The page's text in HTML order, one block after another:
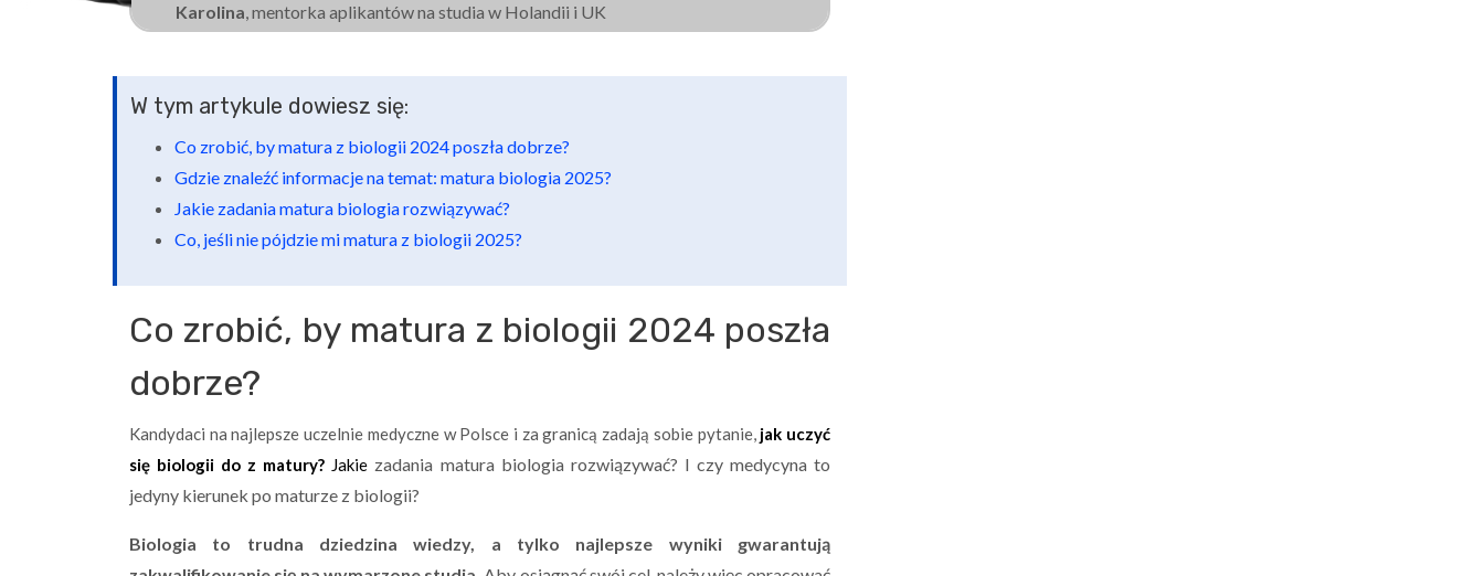
Karolina, mentorka aplikantów na studia w Holandii i UK
W tym artykule dowiesz się:
Co zrobić, by matura z biologii 2024 poszła dobrze?
Gdzie znaleźć informacje na temat: matura biologia 2025?
Jakie zadania matura biologia rozwiązywać?
Co, jeśli nie pójdzie mi matura z biologii 2025?
Co zrobić, by matura z biologii 2024 poszła
dobrze?
Kandydaci na najlepsze uczelnie medycznew Polsce i za granicą zadają sobie pytanie,jak uczyć
się biologii do z matury? Jakie zadania matura biologia rozwiązywać? I czy medycyna to
jedyny kierunek po maturze z biologii?
Biologia to trudna dziedzina wiedzy, a tylko najlepsze wyniki gwarantują